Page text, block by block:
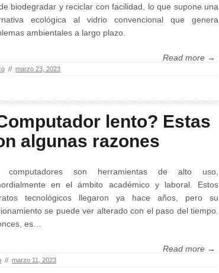
biodegradar y reciclar con facilidad, lo que supone una
ecológica al vidrio convencional que genera
ambientales a largo plazo.
Read more →
// marzo 23, 2023
lento? Estas
algunas razones
computadores son herramientas de alto uso,
en el ámbito académico y laboral. Estos
tecnológicos llegaron ya hace años, pero su
se puede ver alterado con el paso del tiempo.
es…
Read more →
// marzo 11, 2023